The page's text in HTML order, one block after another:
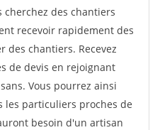
cherchez des chantiers
recevoir rapidement des
des chantiers. Recevez
de devis en rejoignant
Vous pourrez ainsi
les particuliers proches de
besoin d'un artisan